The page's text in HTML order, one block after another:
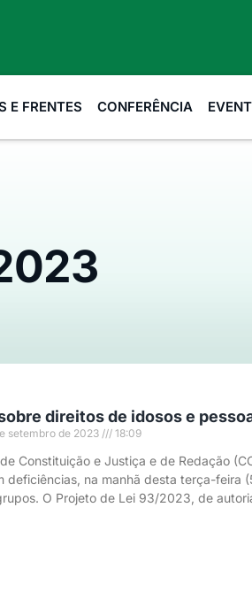
E FRENTES CONFERÊNCIA
direitos de idosos e
setembro de 2023 18:09
Constituição e Justiça e de Redação
deficiências, na manhã desta terça-feira
O Projeto de Lei 93/2023, de